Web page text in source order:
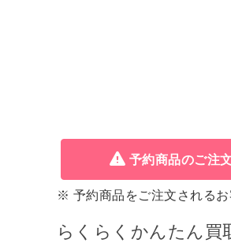
予約商品のご注
※ 予約商品をご注文される
らくらくかんたん買